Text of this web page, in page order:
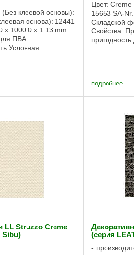
клеевой основы):
основа): 12441
x 1000.0 x 1.13 mm
ПВА
Условная
помещений Без
Цвет: Creme
15653 SA-
Складской
Свойства:
подробнее
LL Struzzo Creme
Sibu)
(серия